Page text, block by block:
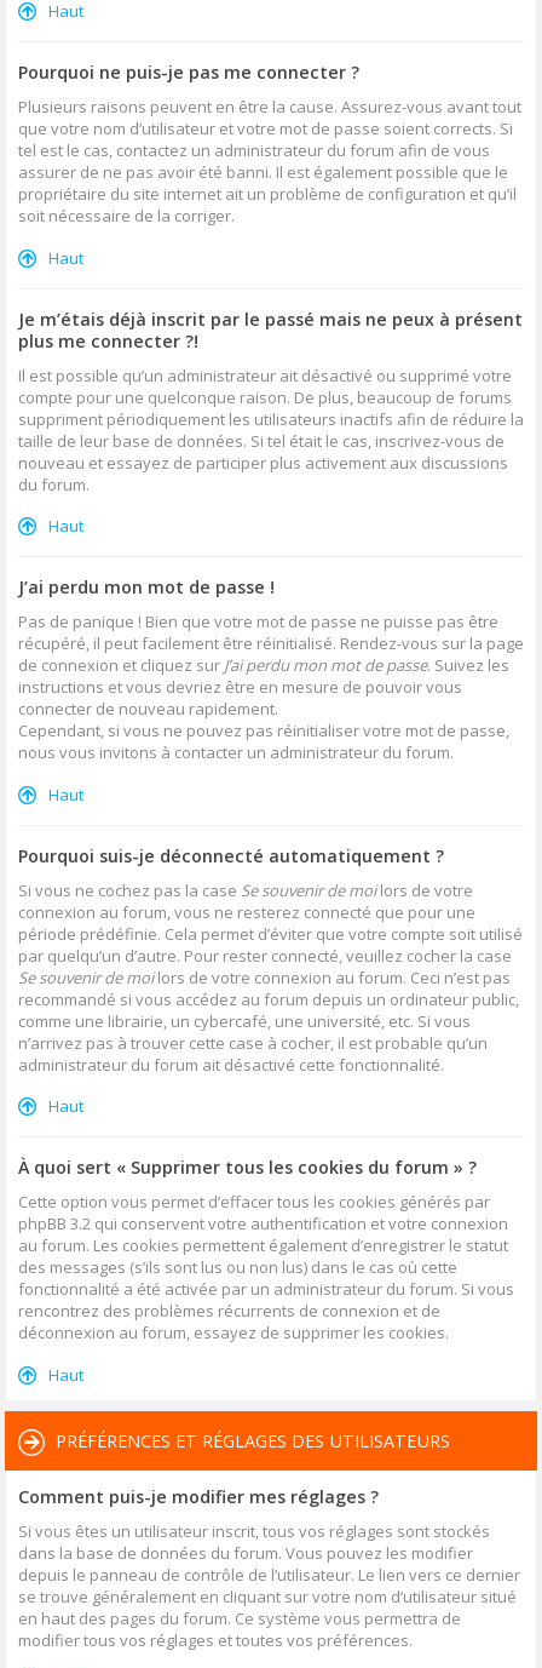
Haut
Pourquoi ne puis-je pas me connecter ?
Plusieurs raisons peuvent en être la cause. Assurez-vous avant tout
que votre nom d’utilisateur et votre mot de passe soient corrects. Si
tel est le cas, contactez un administrateur du forum afin de vous
assurer de ne pas avoir été banni. Il est également possible que le
propriétaire du site internet ait un problème de configuration et qu’il
soit nécessaire de la corriger.
Haut
Je m’étais déjà inscrit par le passé mais ne peux à présent
plus me connecter ?!
Il est possible qu’un administrateur ait désactivé ou supprimé votre
compte pour une quelconque raison. De plus, beaucoup de forums
suppriment périodiquement les utilisateurs inactifs afin de réduire la
taille de leur base de données. Si tel était le cas, inscrivez-vous de
nouveau et essayez de participer plus activement aux discussions
du forum.
Haut
J’ai perdu mon mot de passe !
Pas de panique ! Bien que votre mot de passe ne puisse pas être
récupéré, il peut facilement être réinitialisé. Rendez-vous sur la page
de connexion et cliquez sur J’ai perdu mon mot de passe. Suivez les
instructions et vous devriez être en mesure de pouvoir vous
connecter de nouveau rapidement.
Cependant, si vous ne pouvez pas réinitialiser votre mot de passe,
nous vous invitons à contacter un administrateur du forum.
Haut
Pourquoi suis-je déconnecté automatiquement ?
Si vous ne cochez pas la case Se souvenir de moilors de votre
connexion au forum, vous ne resterez connecté que pour une
période prédéfinie. Cela permet d’éviter que votre compte soit utilisé
par quelqu’un d’autre. Pour rester connecté, veuillez cocher la case
Se souvenir de moilors de votre connexion au forum. Ceci n’est pas
recommandé si vous accédez au forum depuis un ordinateur public,
comme une librairie, un cybercafé, une université, etc. Si vous
n’arrivez pas à trouver cette case à cocher, il est probable qu’un
administrateur du forum ait désactivé cette fonctionnalité.
Haut
À quoi sert « Supprimer tous les cookies du forum » ?
Cette option vous permet d’effacer tous les cookies générés par
phpBB 3.2 qui conservent votre authentification et votre connexion
au forum. Les cookies permettent également d’enregistrer le statut
des messages (s’ils sont lus ou non lus) dans le cas où cette
fonctionnalité a été activée par un administrateur du forum. Si vous
rencontrez des problèmes récurrents de connexion et de
déconnexion au forum, essayez de supprimer les cookies.
Haut
PRÉFÉRENCES ET RÉGLAGES DES UTILISATEURS
Comment puis-je modifier mes réglages ?
Si vous êtes un utilisateur inscrit, tous vos réglages sont stockés
dans la base de données du forum. Vous pouvez les modifier
depuis le panneau de contrôle de l’utilisateur. Le lien vers ce dernier
se trouve généralement en cliquant sur votre nom d’utilisateur situé
en haut des pages du forum. Ce système vous permettra de
modifier tous vos réglages et toutes vos préférences.